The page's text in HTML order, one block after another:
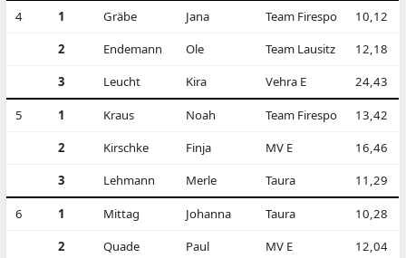
4 1 Gräbe Jana Team Firespo
10,12
2
Endemann Ole Team Lausitz
12,18
3
Leucht Kira Vehra E 24,43
5 1 Kraus Noah Team Firespo
13,42
2
Kirschke Finja MV E
16,46
3
Lehmann Merle Taura 11,29
6 1 Mittag Johanna Taura
10,28
2
Quade Paul MV E
12,04